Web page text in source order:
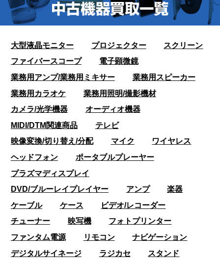
大型液晶モニター プロジェクター
スクリーン
ファイバースコープ
電子顕微鏡
業務用アンプ/業務用ミキサー
業務用スピーカー
業務用カラオケ
業務用照明/撮影機材
カメラ/光学機器
オーディオ機器
MIDI/DTM関連商品
テレビ
映像変換/切り替え/分配
マイク
ワイヤレス
ヘッドフォン
ポータブルプレーヤー
プラズマディスプレイ
DVD/ブルーレイプレイヤー
アンプ
楽器
ケーブル
ケース
ビデオ/レコーダー
チューナー
映写機
フォトプリンター
ファンタム電源
リモコン
ナビゲーション
デジタルサイネージ
ラジカセ スタンド